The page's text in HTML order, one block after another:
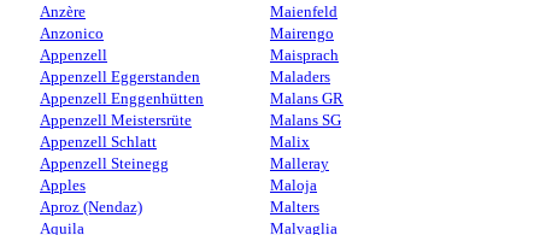
Anzère
Anzonico
Appenzell
Appenzell Eggerstanden
Appenzell Enggenhütten
Appenzell Meistersrüte
Appenzell Schlatt
Appenzell Steinegg
Apples
Aproz (Nendaz)
Aquila
Maienfeld
Mairengo
Maisprach
Maladers
Malans GR
Malans SG
Malix
Malleray
Maloja
Malters
Malvaglia